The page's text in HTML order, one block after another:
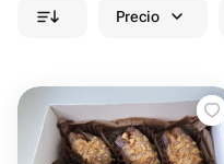
Precio